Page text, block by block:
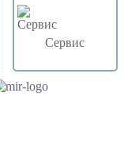
Сервис